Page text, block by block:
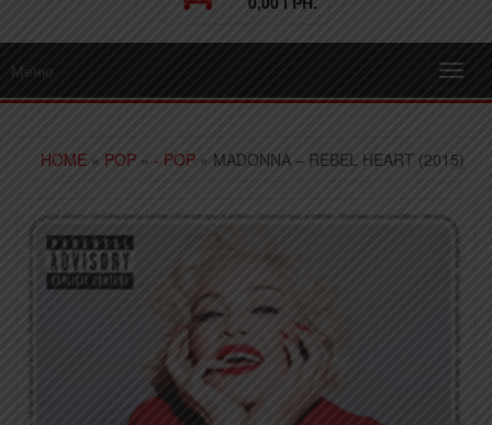
Меню
HOME » POP » - POP » MADONNA – REBEL HEART (2015)